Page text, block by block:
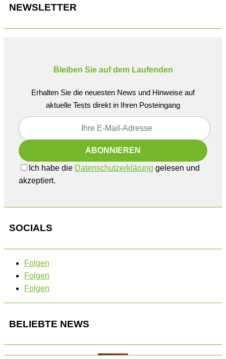
NEWSLETTER
Bleiben Sie auf dem Laufenden
Erhalten Sie die neuesten News und Hinweise auf
aktuelle Tests direkt in Ihren Posteingang
Ich habe die Datenschutzerklärung gelesen und
akzeptiert.
SOCIALS
Folgen
Folgen
Folgen
BELIEBTE NEWS